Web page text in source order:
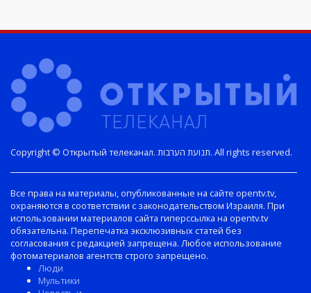
Copyright © Открытый телеканал. תנועת הערבות. All rights reserved.
Все права на материалы, опубликованные на сайте opentv.tv,
охраняются в соответствии с законодательством Израиля. При
использовании материалов сайта гиперссылка на opentv.tv
обязательна. Перепечатка эксклюзивных статей без
согласования с редакцией запрещена. Любое использование
фотоматериалов агентств строго запрещено.
Люди
Мультики